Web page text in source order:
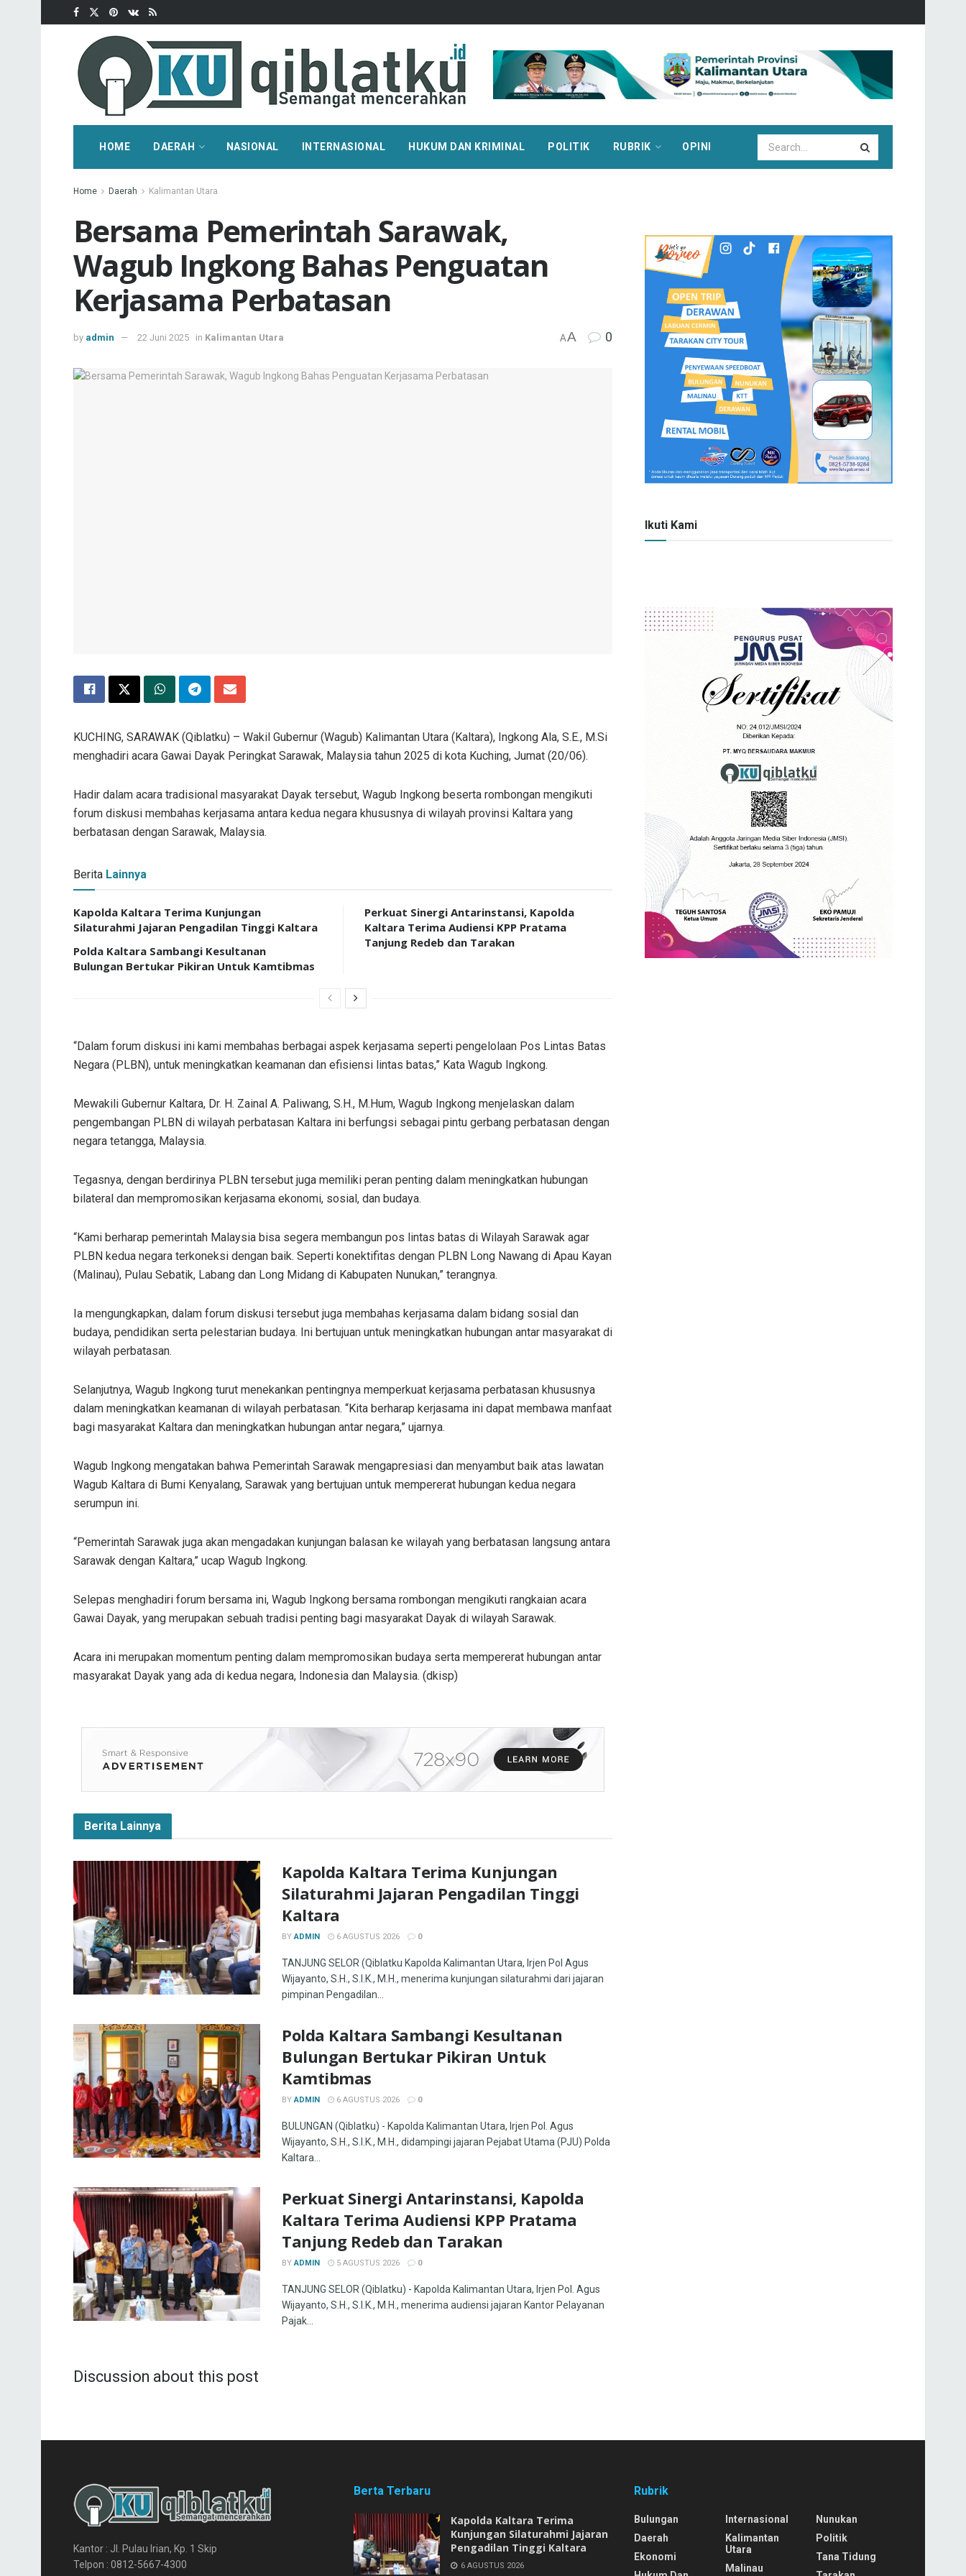
HOME DAERAH NASIONAL INTERNASIONAL HUKUM DAN KRIMINAL POLITIK RUBRIK OPINI
Home Daerah Kalimantan Utara
Bersama Pemerintah Sarawak,
Wagub Ingkong Bahas Penguatan
Kerjasama Perbatasan
by admin 22 Juni 2025 in Kalimantan Utara AA 0
KUCHING, SARAWAK (Qiblatku) – Wakil Gubernur (Wagub) Kalimantan Utara (Kaltara), Ingkong Ala, S.E., M.Si
menghadiri acara Gawai Dayak Peringkat Sarawak, Malaysia tahun 2025 di kota Kuching, Jumat (20/06).
Hadir dalam acara tradisional masyarakat Dayak tersebut, Wagub Ingkong beserta rombongan mengikuti
forum diskusi membahas kerjasama antara kedua negara khususnya di wilayah provinsi Kaltara yang
berbatasan dengan Sarawak, Malaysia.
Berita Lainnya
Kapolda Kaltara Terima Kunjungan
Silaturahmi Jajaran Pengadilan Tinggi Kaltara
Polda Kaltara Sambangi Kesultanan
Bulungan Bertukar Pikiran Untuk Kamtibmas
Perkuat Sinergi Antarinstansi, Kapolda
Kaltara Terima Audiensi KPP Pratama
Tanjung Redeb dan Tarakan
“Dalam forum diskusi ini kami membahas berbagai aspek kerjasama seperti pengelolaan Pos Lintas Batas
Negara (PLBN), untuk meningkatkan keamanan dan efisiensi lintas batas,” Kata Wagub Ingkong.
Mewakili Gubernur Kaltara, Dr. H. Zainal A. Paliwang, S.H., M.Hum, Wagub Ingkong menjelaskan dalam
pengembangan PLBN di wilayah perbatasan Kaltara ini berfungsi sebagai pintu gerbang perbatasan dengan
negara tetangga, Malaysia.
Tegasnya, dengan berdirinya PLBN tersebut juga memiliki peran penting dalam meningkatkan hubungan
bilateral dan mempromosikan kerjasama ekonomi, sosial, dan budaya.
“Kami berharap pemerintah Malaysia bisa segera membangun pos lintas batas di Wilayah Sarawak agar
PLBN kedua negara terkoneksi dengan baik. Seperti konektifitas dengan PLBN Long Nawang di Apau Kayan
(Malinau), Pulau Sebatik, Labang dan Long Midang di Kabupaten Nunukan,” terangnya.
Ia mengungkapkan, dalam forum diskusi tersebut juga membahas kerjasama dalam bidang sosial dan
budaya, pendidikan serta pelestarian budaya. Ini bertujuan untuk meningkatkan hubungan antar masyarakat di
wilayah perbatasan.
Selanjutnya, Wagub Ingkong turut menekankan pentingnya memperkuat kerjasama perbatasan khususnya
dalam meningkatkan keamanan di wilayah perbatasan. “Kita berharap kerjasama ini dapat membawa manfaat
bagi masyarakat Kaltara dan meningkatkan hubungan antar negara,” ujarnya.
Wagub Ingkong mengatakan bahwa Pemerintah Sarawak mengapresiasi dan menyambut baik atas lawatan
Wagub Kaltara di Bumi Kenyalang, Sarawak yang bertujuan untuk mempererat hubungan kedua negara
serumpun ini.
“Pemerintah Sarawak juga akan mengadakan kunjungan balasan ke wilayah yang berbatasan langsung antara
Sarawak dengan Kaltara,” ucap Wagub Ingkong.
Selepas menghadiri forum bersama ini, Wagub Ingkong bersama rombongan mengikuti rangkaian acara
Gawai Dayak, yang merupakan sebuah tradisi penting bagi masyarakat Dayak di wilayah Sarawak.
Acara ini merupakan momentum penting dalam mempromosikan budaya serta mempererat hubungan antar
masyarakat Dayak yang ada di kedua negara, Indonesia dan Malaysia. (dkisp)
Berita Lainnya
Kapolda Kaltara Terima Kunjungan
Silaturahmi Jajaran Pengadilan Tinggi
Kaltara
BY ADMIN 6 AGUSTUS 2026 0
TANJUNG SELOR (Qiblatku Kapolda Kalimantan Utara, Irjen Pol Agus
Wijayanto, S.H., S.I.K., M.H., menerima kunjungan silaturahmi dari jajaran
pimpinan Pengadilan...
Polda Kaltara Sambangi Kesultanan
Bulungan Bertukar Pikiran Untuk
Kamtibmas
BY ADMIN 6 AGUSTUS 2026 0
BULUNGAN (Qiblatku) - Kapolda Kalimantan Utara, Irjen Pol. Agus
Wijayanto, S.H., S.I.K., M.H., didampingi jajaran Pejabat Utama (PJU) Polda
Kaltara...
Perkuat Sinergi Antarinstansi, Kapolda
Kaltara Terima Audiensi KPP Pratama
Tanjung Redeb dan Tarakan
BY ADMIN 5 AGUSTUS 2026 0
TANJUNG SELOR (Qiblatku) - Kapolda Kalimantan Utara, Irjen Pol. Agus
Wijayanto, S.H., S.I.K., M.H., menerima audiensi jajaran Kantor Pelayanan
Pajak...
Discussion about this post
Ikuti Kami
Kantor : Jl. Pulau Irian, Kp. 1 Skip
Telpon : 0812-5667-4300
Berta Terbaru
Kapolda Kaltara Terima
Kunjungan Silaturahmi Jajaran
Pengadilan Tinggi Kaltara
6 AGUSTUS 2026
Rubrik
Bulungan
Daerah
Ekonomi
Internasional
Kalimantan
Utara
Malinau
Nunukan
Politik
Tana Tidung